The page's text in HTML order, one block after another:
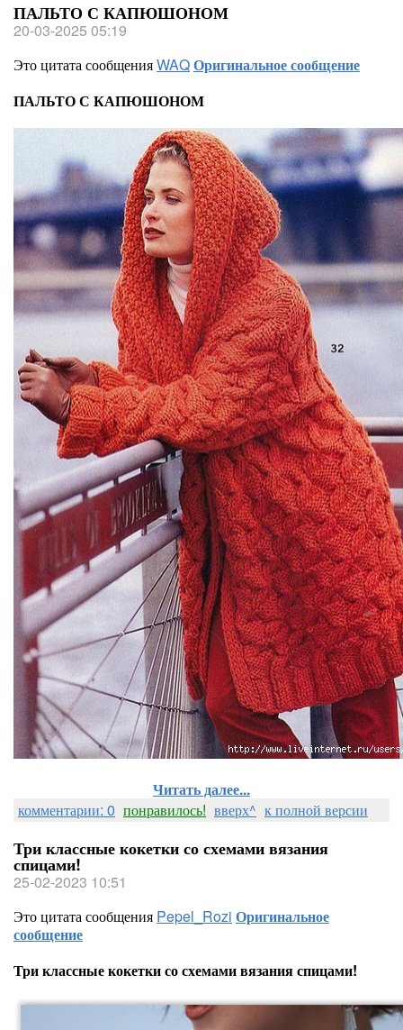
ПАЛЬТО С КАПЮШОНОМ
20-03-2025 05:19
Это цитата сообщенияWAQОригинальное сообщение
ПАЛЬТО С КАПЮШОНОМ
Читать далее...
комментарии: 0 понравилось! вверх^ к полной версии
Три классные кокетки со схемами вязания
спицами!
25-02-2023 10:51
Это цитата сообщения Pepel_Rozi Оригинальное
сообщение
Три классные кокетки со схемами вязания спицами!